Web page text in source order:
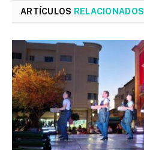
ARTÍCULOS RELACIONADOS